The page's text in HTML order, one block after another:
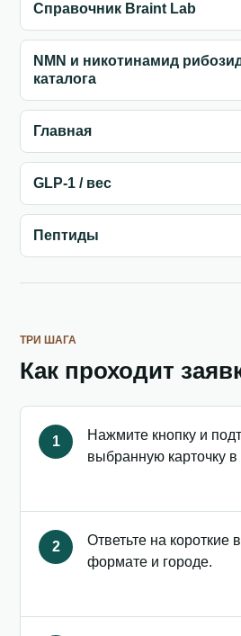
Справочник Braint Lab
NMN и никотинамид
каталога
Главная
GLP-1 / вес
Пептиды
ТРИ ШАГА
Как проходит
1
Нажмите кнопку и
выбранную карточку в
2
Ответьте на
формате и городе.